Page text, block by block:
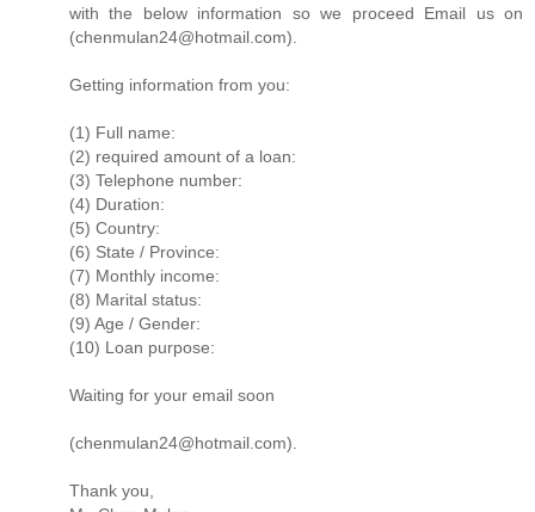
with the below information so we proceed Email us on
(chenmulan24@hotmail.com).
Getting information from you:
(1) Full name:
(2) required amount of a loan:
(3) Telephone number:
(4) Duration:
(5) Country:
(6) State / Province:
(7) Monthly income:
(8) Marital status:
(9) Age / Gender:
(10) Loan purpose:
Waiting for your email soon
(chenmulan24@hotmail.com).
Thank you,